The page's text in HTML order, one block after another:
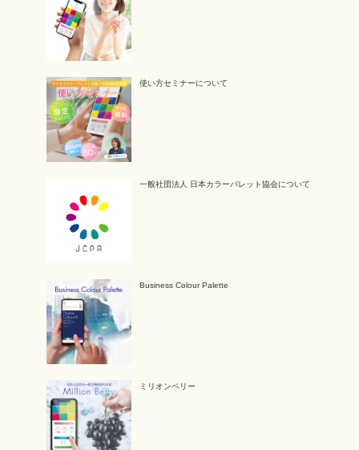
使い方セミナーについて
一般社団法人 日本カラーパレット協会について
Business Colour Palette
ミリオンベリー